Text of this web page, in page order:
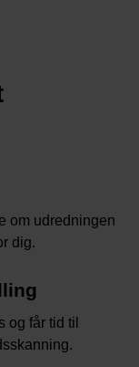
om udredningen
dig.
og får tid til